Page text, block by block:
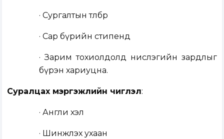
· Сургалтын төлбөр
· Сар бүрийн стипенд
· Зарим тохиолдолд нислэгийн зардлыг
бүрэн хариуцна.
Суралцах мэргэжлийн чиглэл:
· Англи хэл
· Шинжлэх ухаан